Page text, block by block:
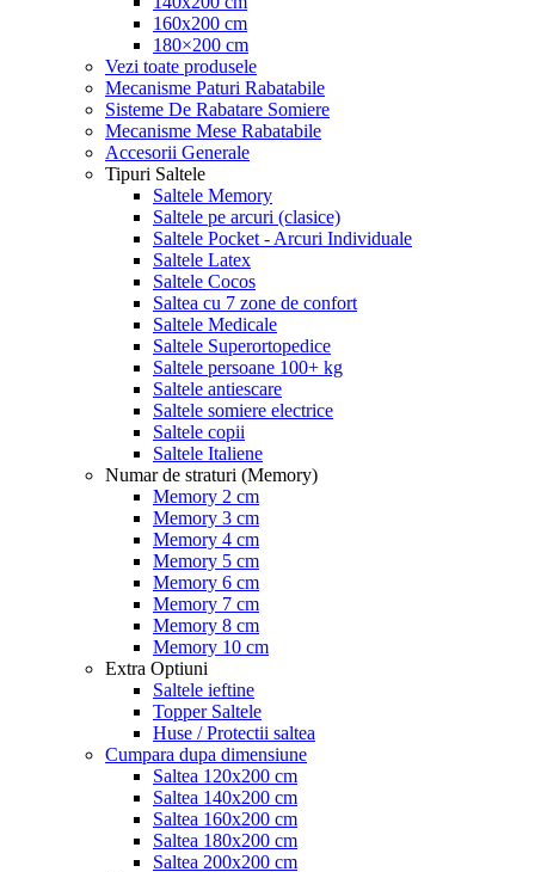
160x200 cm
180×200 cm
Vezi toate produsele
Mecanisme Paturi Rabatabile
Sisteme De Rabatare Somiere
Mecanisme Mese Rabatabile
Accesorii Generale
Tipuri Saltele
Saltele Memory
Saltele pe arcuri (clasice)
Saltele Pocket - Arcuri Individuale
Saltele Latex
Saltele Cocos
Saltea cu 7 zone de confort
Saltele Medicale
Saltele Superortopedice
Saltele persoane 100+ kg
Saltele antiescare
Saltele somiere electrice
Saltele copii
Saltele Italiene
Numar de straturi (Memory)
Memory 2 cm
Memory 3 cm
Memory 4 cm
Memory 5 cm
Memory 6 cm
Memory 7 cm
Memory 8 cm
Memory 10 cm
Extra Optiuni
Saltele ieftine
Topper Saltele
Huse / Protectii saltea
Cumpara dupa dimensiune
Saltea 120x200 cm
Saltea 140x200 cm
Saltea 160x200 cm
Saltea 180x200 cm
Saltea 200x200 cm